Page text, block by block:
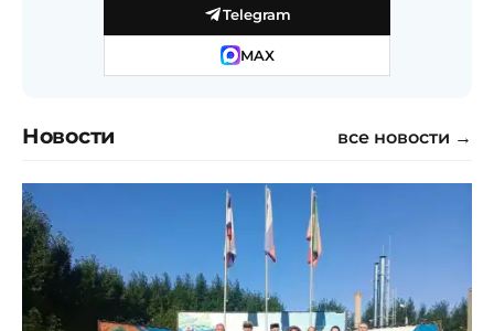
Telegram
MAX
Новости все новости →